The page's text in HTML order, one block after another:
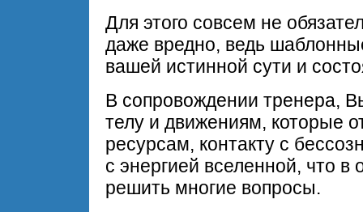
Для этого совсем не
даже вредно, ведь
вашей истинной сути и
В сопровождении тренера,
телу и движениям, которые
ресурсам, контакту с
с энергией вселенной, что в
решить многие вопросы.